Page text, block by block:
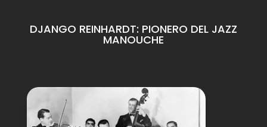
DJANGO REINHARDT: PIONERO DEL JAZZ
MANOUCHE